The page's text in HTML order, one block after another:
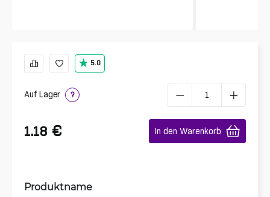
5.0
Auf Lager ?
1.18 € In den Warenkorb
Produktname